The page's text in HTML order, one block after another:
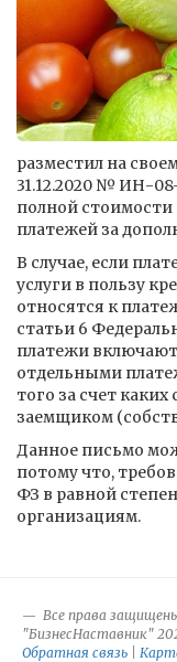
разместил на
31.12.2020 № ИН-
полной стоимости
платежей за
В случае, если
услуги в пользу
относятся к
статьи 6
платежи
отдельными
того за счет
заемщиком
Данное письмо
потому что,
ФЗ в равной
организациям.
Все права
"БизнесНаставник"
Обратная связь